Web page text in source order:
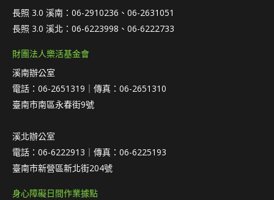
長照 3.0 溪南：06-2910236、06-2631051
長照 3.0 溪北：06-6223998、06-6222733
財團法人樂活基金會
溪南辦公室
電話：06-2651319｜傳真：06-2651310
臺南市南區永春街9號
溪北辦公室
電話：06-6222913｜傳真：06-6225193
臺南市新營區新北街204號
身心障礙日間作業據點